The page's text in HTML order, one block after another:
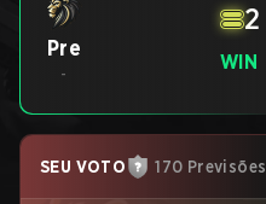
Pre
-
WIN
2
SEU VOTO 170 Previsões